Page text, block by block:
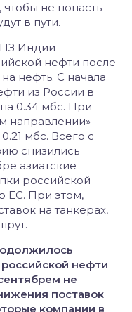
не попасть
в пути.
Индии
нефти после
нефть. С начала
из России в
0.34 мбс. При
направлении»
мбс. Всего с
снизились
азиатские
российской
ЕС. При этом,
на танкерах,
нефти
не
поставок
компании в